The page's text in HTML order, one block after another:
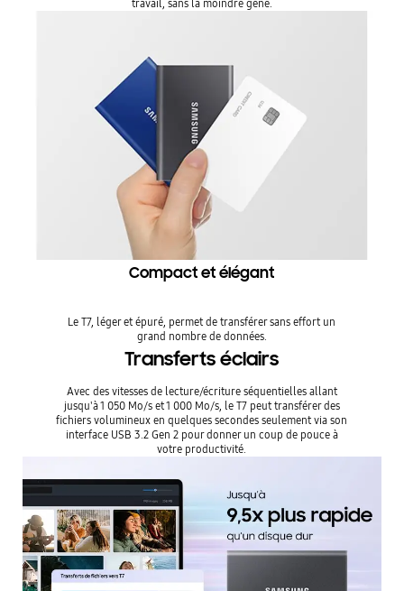
travail, sans la moindre gêne.
Compact et élégant
Le T7, léger et épuré, permet de transférer sans effort un
grand nombre de données.
Transferts éclairs
Avec des vitesses de lecture/écriture séquentielles allant
jusqu'à 1 050 Mo/s et 1 000 Mo/s, le T7 peut transférer des
fichiers volumineux en quelques secondes seulement via son
interface USB 3.2 Gen 2 pour donner un coup de pouce à
votre productivité.